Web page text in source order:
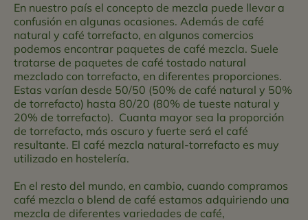
En nuestro país el concepto de mezcla puede llevar a
confusión en algunas ocasiones. Además de café
natural y café torrefacto, en algunos comercios
podemos encontrar paquetes de café mezcla. Suele
tratarse de paquetes de café tostado natural
mezclado con torrefacto, en diferentes proporciones.
Estas varían desde 50/50 (50% de café natural y 50%
de torrefacto) hasta 80/20 (80% de tueste natural y
20% de torrefacto). Cuanta mayor sea la proporción
de torrefacto, más oscuro y fuerte será el café
resultante. El café mezcla natural-torrefacto es muy
utilizado en hostelería.
En el resto del mundo, en cambio, cuando compramos
café mezcla o blend de café estamos adquiriendo una
mezcla de diferentes variedades de café,